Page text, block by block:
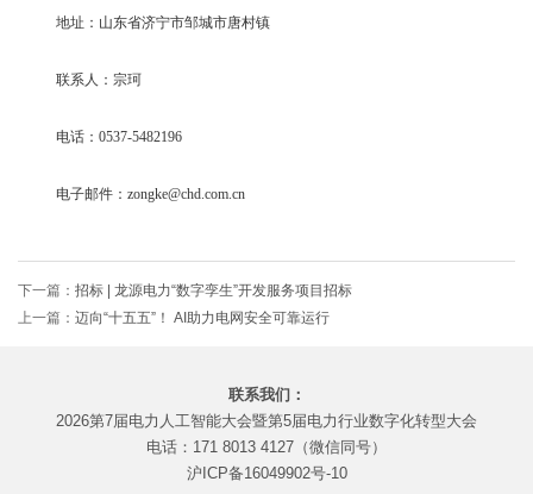
地址：山东省济宁市邹城市唐村镇
联系人：宗珂
电话：0537-5482196
电子邮件：zongke@chd.com.cn
下一篇： 招标 | 龙源电力“数字孪生”开发服务项目招标
上一篇： 迈向“十五五”！ AI助力电网安全可靠运行
联系我们：
2026第7届电力人工智能大会暨第5届电力行业数字化转型大会
电话：171 8013 4127（微信同号）
沪ICP备16049902号-10